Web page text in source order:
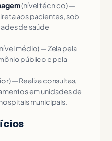
(nível técnico) —
aos pacientes, sob
de saúde
médio) — Zela pela
público e pela
— Realiza consultas,
em unidades de
municipais.